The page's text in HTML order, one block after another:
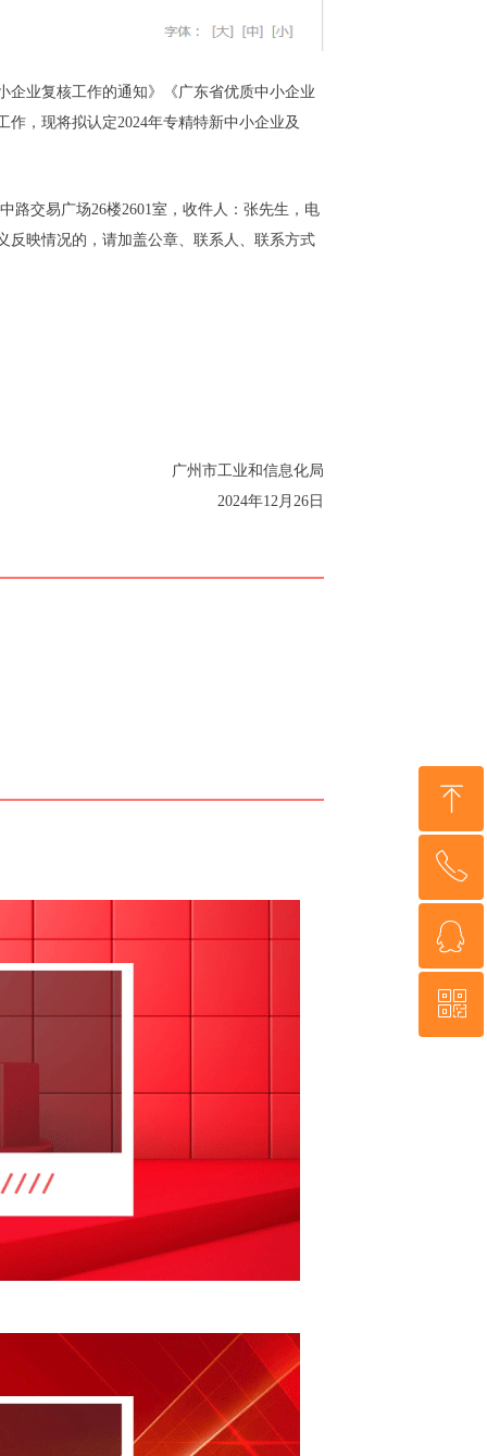
业复核工作的通知》《广东省优质中小企业
，现将拟认定2024年专精特新中小企业及
交易广场26楼2601室，收件人：张先生，电
反映情况的，请加盖公章、联系人、联系方式
广州市工业和信息化局
2024年12月26日
ꁸ
回到顶部
ꂅ
4000-1222-30
ꁗ
QQ客服
ꀥ